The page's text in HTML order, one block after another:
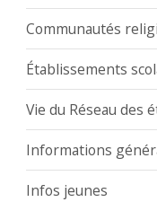
Communautés
Établissements
Vie du Réseau des
Informations
Infos jeunes